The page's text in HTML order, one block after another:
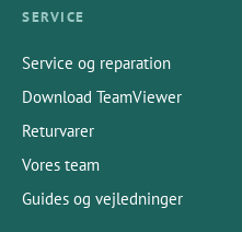
SERVICE
Service og reparation
Download TeamViewer
Returvarer
Vores team
Guides og vejledninger